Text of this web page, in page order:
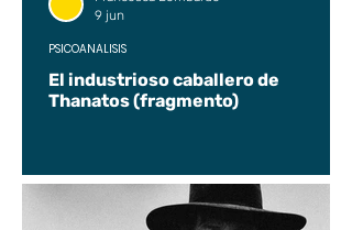
El industrioso caballero de
Thanatos (fragmento)
PSICOANÁLISIS
9 jun